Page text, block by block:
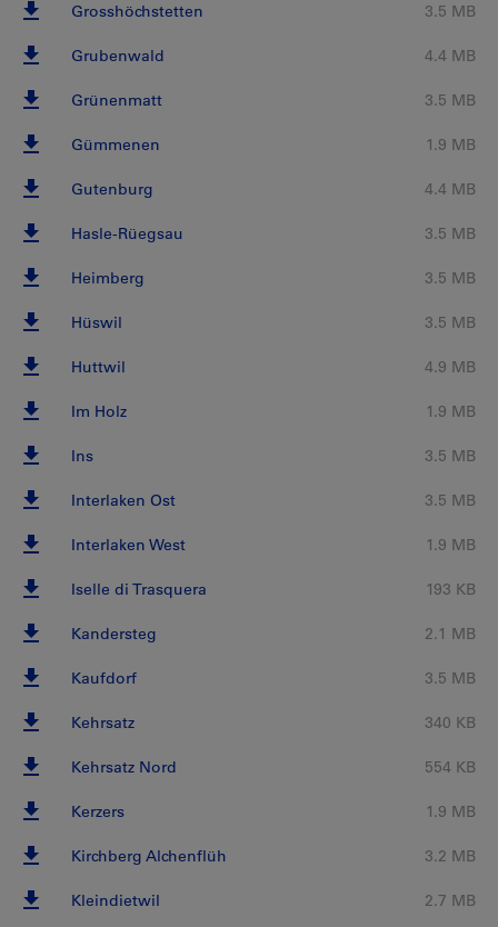
3.5 MB
Grosshöchstetten
4.4 MB
Grubenwald
3.5 MB
Grünenmatt
1.9 MB
Gümmenen
4.4 MB
Gutenburg
3.5 MB
Hasle-Rüegsau
3.5 MB
Heimberg
3.5 MB
Hüswil
4.9 MB
Huttwil
1.9 MB
Im Holz
3.5 MB
Ins
3.5 MB
Interlaken Ost
1.9 MB
Interlaken West
193 KB
Iselle di Trasquera
2.1 MB
Kandersteg
3.5 MB
Kaufdorf
340 KB
Kehrsatz
554 KB
Kehrsatz Nord
1.9 MB
Kerzers
3.2 MB
Kirchberg Alchenflüh
2.7 MB
Kleindietwil